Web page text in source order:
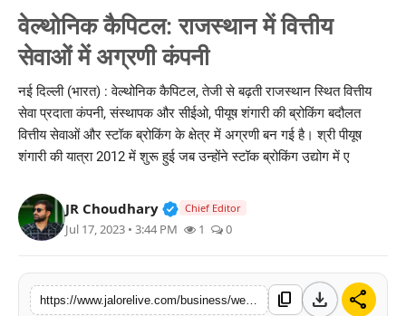
देश
जालोर
खेल
शिक्षा
मनोरंजन
वेल्थोनिक कैपिटल: राजस्थान में वित्तीय
सेवाओं में अग्रणी कंपनी
नई दिल्ली (भारत) : वेल्थोनिक कैपिटल, तेजी से बढ़ती राजस्थान स्थित वित्तीय
सेवा प्रदाता कंपनी, संस्थापक और सीईओ, पीयूष शंगारी की ब्रोकिंग बदौलत
वित्तीय सेवाओं और स्टॉक ब्रोकिंग के क्षेत्र में अग्रणी बन गई है। श्री पीयूष
शंगारी की यात्रा 2012 में शुरू हुई जब उन्होंने स्टॉक ब्रोकिंग उद्योग में ए
JR Choudhary Verified Public Figure • 30 Mar,
Chief Editor
Jul 17, 2023 • 3:44 PM 1 0
content_copy download share